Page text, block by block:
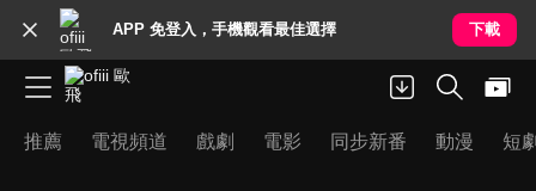
APP 免登入，手機觀看最佳選擇 下載
推薦 電視頻道 戲劇 電影 同步新番 動漫 短